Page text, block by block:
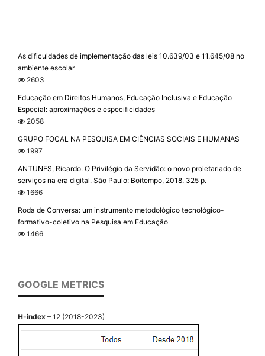
As dificuldades de implementação das leis 10.639/03 e 11.645/08 no
ambiente escolar
2603
Educação em Direitos Humanos, Educação Inclusiva e Educação
Especial: aproximações e especificidades
2058
GRUPO FOCAL NA PESQUISA EM CIÊNCIAS SOCIAIS E HUMANAS
1997
ANTUNES, Ricardo. O Privilégio da Servidão: o novo proletariado de
serviços na era digital. São Paulo: Boitempo, 2018. 325 p.
1666
Roda de Conversa: um instrumento metodológico tecnológico-
formativo-coletivo na Pesquisa em Educação
1466
GOOGLE METRICS
H-index – 12 (2018-2023)